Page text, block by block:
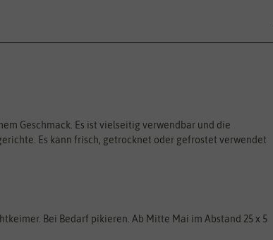
Geschmack. Es ist vielseitig verwendbar und die
Es kann frisch, getrocknet oder gefrostet verwendet
Bei Bedarf pikieren. Ab Mitte Mai im Abstand 25 x 5